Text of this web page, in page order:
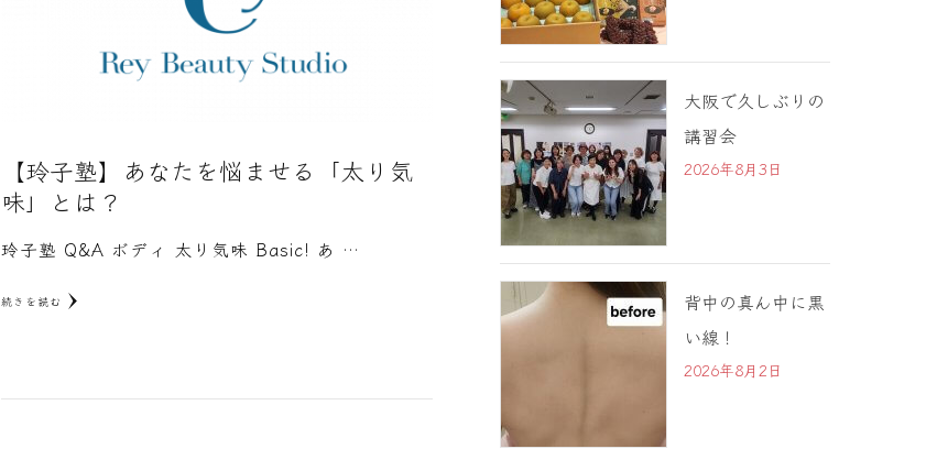
【玲子塾】あなたを悩ませる「太り気
味」とは？
玲子塾 Q&A ボディ 太り気味 Basic! あ …
続きを読む
大阪で久しぶりの
講習会
2026年8月3日
背中の真ん中に黒
い線！
2026年8月2日